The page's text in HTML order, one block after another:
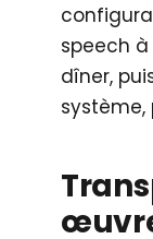
speech
dîner,
système,